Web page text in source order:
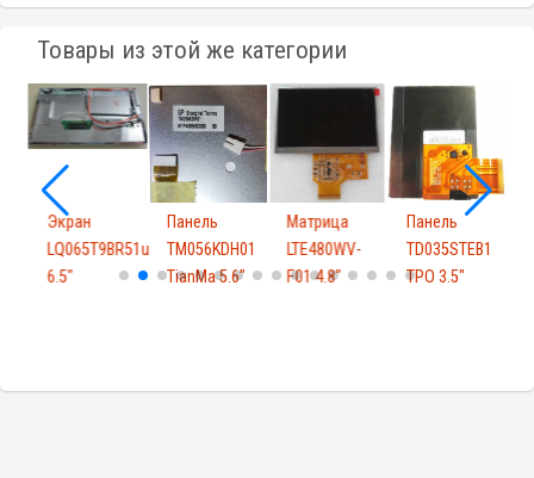
Товары из этой же категории
Экран
LQ065T9BR51u
6.5"
Панель
TM056KDH01
TianMa 5.6"
Матрица
LTE480WV-
F01 4.8"
Панель
TD035STEB1
TPO 3.5"